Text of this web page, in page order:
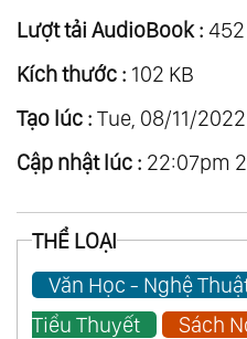
Lượt tải AudioBook : 452
Kích thước : 102 KB
Tạo lúc : Tue, 08/11/
Cập nhật lúc : 22:07pm
THỂ LOẠI
Văn Học - Nghệ
Tiểu Thuyết
Sách